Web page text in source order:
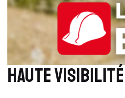
HAUTE VISIBILITÉ